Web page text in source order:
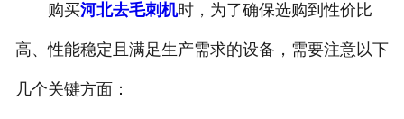
购买河北去毛刺机时，为了确保选购到性价比
高、性能稳定且满足生产需求的设备，需要注意以下
几个关键方面：